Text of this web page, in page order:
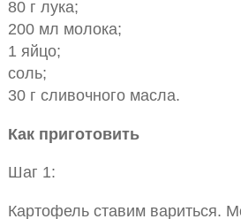
80 г лука;
200 мл молока;
1 яйцо;
соль;
30 г сливочного масла.
Как приготовить
Шаг 1:
Картофель ставим вариться.